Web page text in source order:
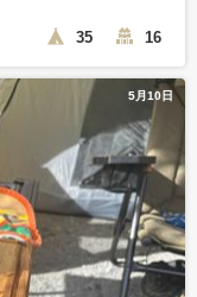
35 16
5月10日